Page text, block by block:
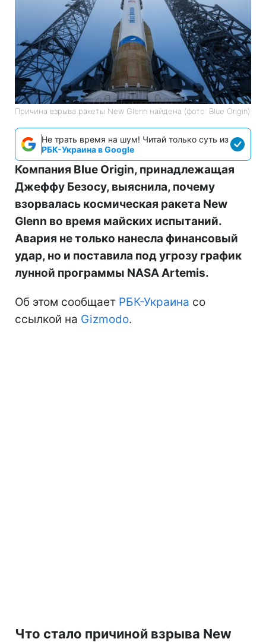
Причина взрыва ракеты New Glenn найдена (фото: Blue Origin)
Не трать время на шум! Читай только суть из
РБК-Украина в Google
Компания Blue Origin, принадлежащая
Джеффу Безосу, выяснила, почему
взорвалась космическая ракета New
Glenn во время майских испытаний.
Авария не только нанесла финансовый
удар, но и поставила под угрозу график
лунной программы NASA Artemis.
Об этом сообщает РБК-Украина со
ссылкой на Gizmodo.
Что стало причиной взрыва New